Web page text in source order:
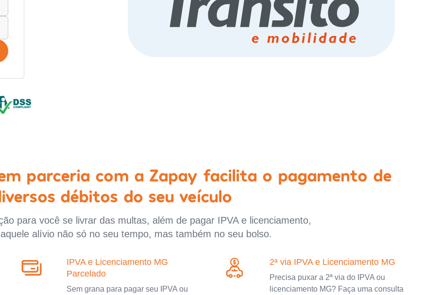
parceria com a Zapay facilita o pagamento de
débitos do seu veículo
para você se livrar das multas, além de pagar IPVA e licenciamento,
alívio não só no seu tempo, mas também no seu bolso.
IPVA e Licenciamento MG
Parcelado
Sem grana para pagar seu IPVA ou
2ª via IPVA e Licenciamento MG
Precisa puxar a 2ª via do IPVA ou
licenciamento MG? Faça uma consulta